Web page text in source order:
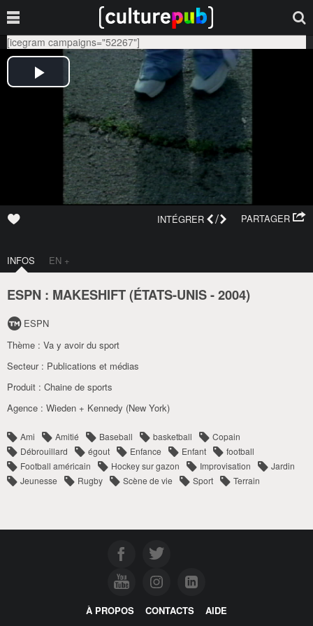
[icegram campaigns="52267"]
PARTAGER
INTÉGRER /
INFOS EN +
ESPN : MAKESHIFT (ÉTATS-UNIS-2004)
ESPN
Thème : Va y avoir du sport
Secteur : Publications et médias
Produit : Chaine de sports
Agence : Wieden + Kennedy (New York)
Ami Amitié Baseball basketball
Copain
Débrouillard
égout Enfance Enfant
football
Football américain
Hockey sur gazon Improvisation
Jardin
Jeunesse
Rugby Scène de vie Sport Terrain
À PROPOS CONTACTS AIDE